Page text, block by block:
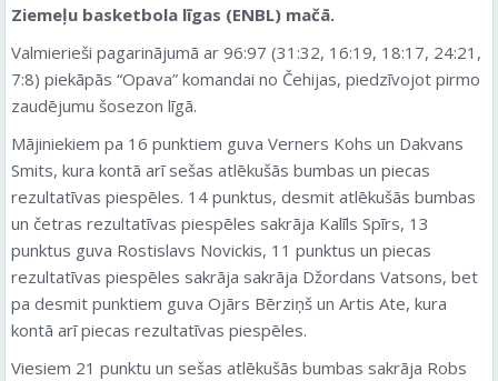
Ziemeļu basketbola līgas (ENBL) mačā.
Valmierieši pagarinājumā ar 96:97 (31:32, 16:19, 18:17, 24:21,
7:8) piekāpās “Opava” komandai no Čehijas, piedzīvojot pirmo
zaudējumu šosezon līgā.
Mājiniekiem pa 16 punktiem guva Verners Kohs un Dakvans
Smits, kura kontā arī sešas atlēkušās bumbas un piecas
rezultatīvas piespēles. 14 punktus, desmit atlēkušās bumbas
un četras rezultatīvas piespēles sakrāja Kalīls Spīrs, 13
punktus guva Rostislavs Novickis, 11 punktus un piecas
rezultatīvas piespēles sakrāja sakrāja Džordans Vatsons, bet
pa desmit punktiem guva Ojārs Bērziņš un Artis Ate, kura
kontā arī piecas rezultatīvas piespēles.
Viesiem 21 punktu un sešas atlēkušās bumbas sakrāja Robs